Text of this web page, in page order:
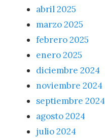
abril 2025
marzo 2025
febrero 2025
enero 2025
diciembre 2024
noviembre 2024
septiembre 2024
agosto 2024
julio 2024